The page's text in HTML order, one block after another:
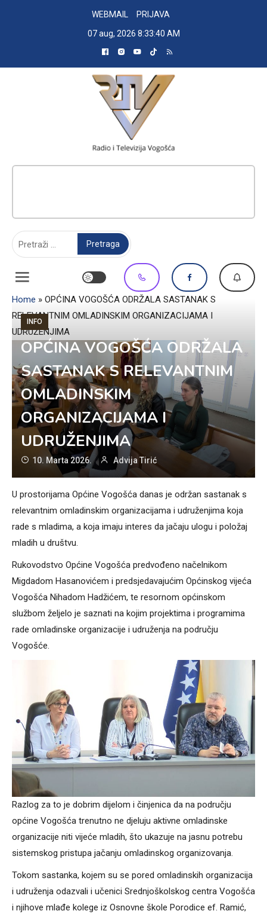
WEBMAIL
PRIJAVA
07 aug, 2026 8:33:41 AM
Home » OPĆINA VOGOŠĆA ODRŽALA SASTANAK S
RELEVANTNIM OMLADINSKIM ORGANIZACIJAMA I
UDRUŽENJIMA
INFO
OPĆINA VOGOŠĆA ODRŽALA
SASTANAK S RELEVANTNIM
OMLADINSKIM
ORGANIZACIJAMA I
UDRUŽENJIMA
10. Marta 2026. Advija Tirić
U prostorijama Općine Vogošća danas je održan sastanak s
relevantnim omladinskim organizacijama i udruženjima koja
rade s mladima, a koja imaju interes da jačaju ulogu i položaj
mladih u društvu.
Rukovodstvo Općine Vogošća predvođeno načelnikom
Migdadom Hasanovićem i predsjedavajućim Općinskog vijeća
Vogošća Nihadom Hadžićem, te resornom općinskom
službom željelo je saznati na kojim projektima i programima
rade omladinske organizacije i udruženja na području
Vogošće.
Razlog za to je dobrim dijelom i činjenica da na području
općine Vogošća trenutno ne djeluju aktivne omladinske
organizacije niti vijeće mladih, što ukazuje na jasnu potrebu
sistemskog pristupa jačanju omladinskog organizovanja.
Tokom sastanka, kojem su se pored omladinskih organizacija
i udruženja odazvali i učenici Srednjoškolskog centra Vogošća
i njihove mlađe kolege iz Osnovne škole Porodice ef. Ramić,